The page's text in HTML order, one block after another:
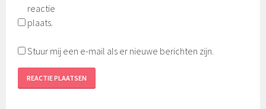
reactie
plaats.
Stuur mij een e-mail als er nieuwe berichten zijn.